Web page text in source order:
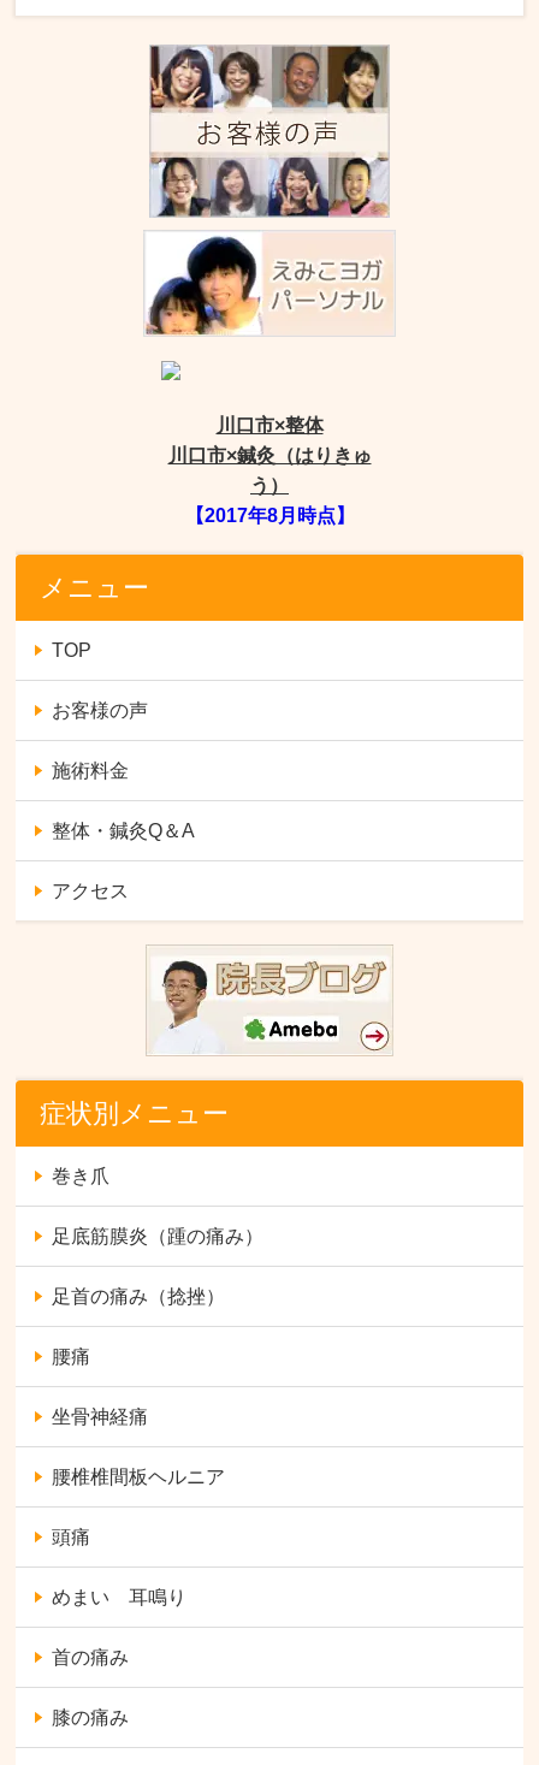
川口市×整体
川口市×鍼灸（はりきゅ
う）
【2017年8月時点】
メニュー
TOP
お客様の声
施術料金
整体・鍼灸Q＆A
アクセス
症状別メニュー
巻き爪
足底筋膜炎（踵の痛み）
足首の痛み（捻挫）
腰痛
坐骨神経痛
腰椎椎間板ヘルニア
頭痛
めまい 耳鳴り
首の痛み
膝の痛み